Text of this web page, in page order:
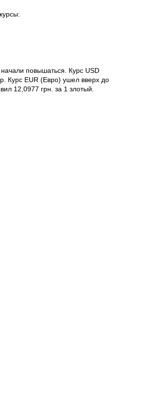
повышаться. Курс USD
Курс EUR (Евро) ушел вверх до
12,0977 грн. за 1 злотый.